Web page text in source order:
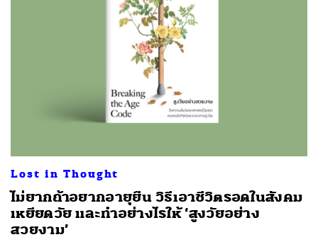
Lost in Thought
ไม่ยากถ้าอยากอายุยืน วิธีเอาชีวิตรอดในสังคม
เหยียดวัย และทำอย่างไรให้ ‘สูงวัยอย่าง
สวยงาม’